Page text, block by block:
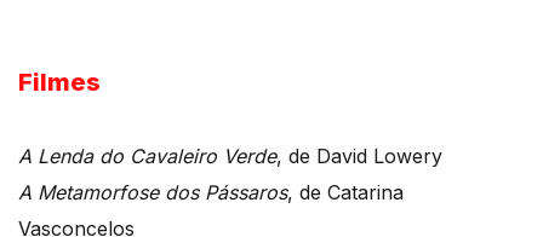
Filmes
A Lenda do Cavaleiro Verde, de David Lowery
A Metamorfose dos Pássaros, de Catarina
Vasconcelos